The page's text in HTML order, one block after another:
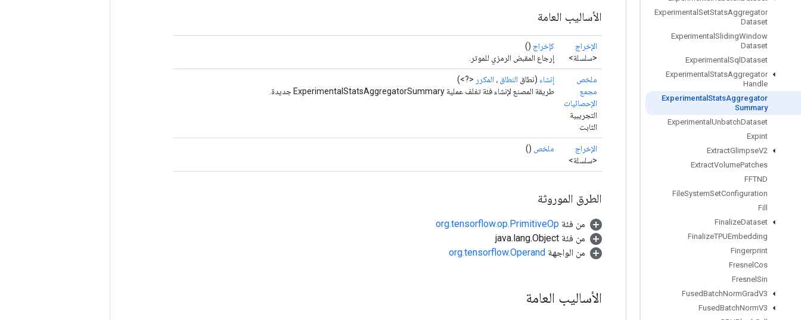
Experimental SetStatsAggregator
Dataset
Experimental SlidingWindow
Dataset
Experimental Sql Dataset
Experimental StatsAggregator
Handle
Experimental StatsAggregator
Summary
Experimental UnbatchDataset
Expint
ExtractGlimpseV2
ExtractVolumePatches
FFTND
FileSystemSetConfiguration
Fill
FinalizeDataset
FinalizeTPUEmbedding
Fingerprint
Fresnel Cos
Fresnel Sin
FusedBatchNormGradV3
FusedBatchNormV3
الأساليب العامة
الإخراج
<سلسلة>
كإخراج ()
إرجاع المقبض الرمزي للموتر.
ملخص
مجمع
الإحصائيات
التجريبية
الثابت
إنشاء (نطاق النطاق ، المكرر <?>)
طريقة المصنع لإنشاء فئة تغلف عملية ExperimentalStatsAggregatorSummary جديدة.
الإخراج
<سلسلة>
ملخص ()
الطرق الموروثة
من فئة org.tensorflow.op.PrimitiveOp
من فئة java.lang.Object
من الواجهة org.tensorflow.Operand
الأساليب العامة